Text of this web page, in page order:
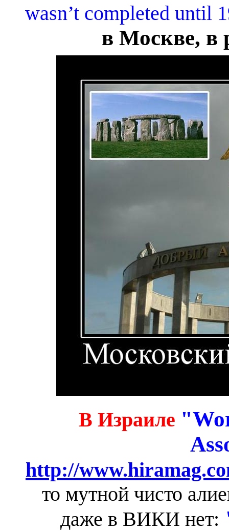
wasn’t completed until
в Москве, в
В Израиле
http://
то мутной чисто
даже в ВИКИ нет: